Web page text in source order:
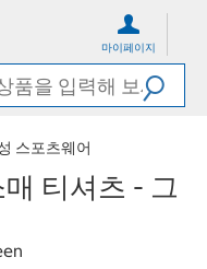
마이페이지
스포츠웨어
티셔츠 - 그